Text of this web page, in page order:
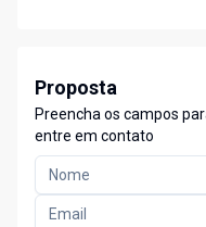
Proposta
Preencha os campos
entre em contato